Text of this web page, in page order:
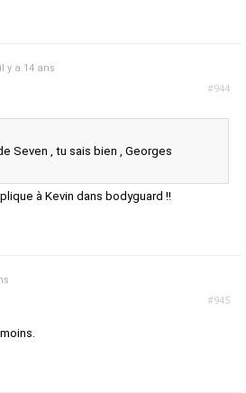
#944
il y a 14 ans
Seven , tu sais bien , Georges
à Kevin dans bodyguard !!
#945